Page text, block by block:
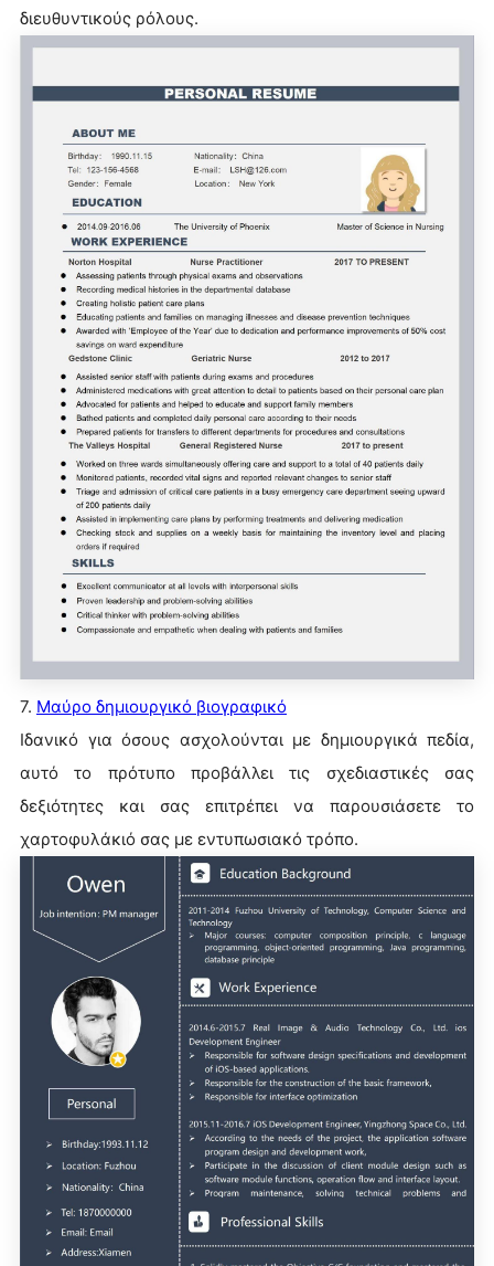
διευθυντικούς ρόλους.
7. Μαύρο δημιουργικό βιογραφικό
Ιδανικό για όσους ασχολούνται με δημιουργικά πεδία,
αυτό το πρότυπο προβάλλει τις σχεδιαστικές σας
δεξιότητες και σας επιτρέπει να παρουσιάσετε το
χαρτοφυλάκιό σας με εντυπωσιακό τρόπο.